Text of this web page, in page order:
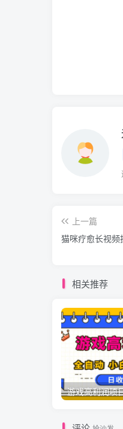
上一篇
猫咪疗愈长视
相关推荐